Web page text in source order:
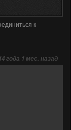
к
14 года 1 мес. назад